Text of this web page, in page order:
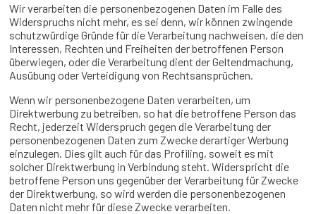
Wir verarbeiten die personenbezogenen Daten im Falle des
Widerspruchs nicht mehr, es sei denn, wir können zwingende
schutzwürdige Gründe für die Verarbeitung nachweisen, die den
Interessen, Rechten und Freiheiten der betroffenen Person
überwiegen, oder die Verarbeitung dient der Geltendmachung,
Ausübung oder Verteidigung von Rechtsansprüchen.
Wenn wir personenbezogene Daten verarbeiten, um
Direktwerbung zu betreiben, so hat die betroffene Person das
Recht, jederzeit Widerspruch gegen die Verarbeitung der
personenbezogenen Daten zum Zwecke derartiger Werbung
einzulegen. Dies gilt auch für das Profiling, soweit es mit
solcher Direktwerbung in Verbindung steht. Widerspricht die
betroffene Person uns gegenüber der Verarbeitung für Zwecke
der Direktwerbung, so wird werden die personenbezogenen
Daten nicht mehr für diese Zwecke verarbeiten.